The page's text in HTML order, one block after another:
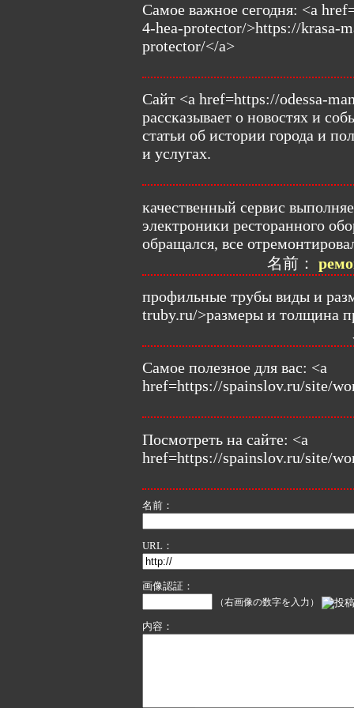
Самое важное сегодня: <a
4-hea-protector/>https://krasa-
protector/</a>
Сайт <a href=https://odessa-
рассказывает о новостях и
статьи об истории города и
и услугах.
качественный сервис
электроники ресторанного
обращался, все
名前：
профильные трубы виды и
truby.ru/>размеры и толщина
Самое полезное для вас: <a
href=https://spainslov.ru/site/
Посмотреть на сайте: <a
href=https://spainslov.ru/site/
名前：
URL：
画像認証：
（右画像の数字を入力）
内容：